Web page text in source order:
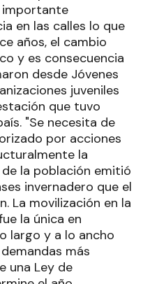
importante
en las calles lo que
años, el cambio
y es consecuencia
desde Jóvenes
juveniles
que tuvo
"Se necesita de
por acciones
la
de la población emitió
invernadero que el
La movilización en la
la única en
largo y a lo ancho
más
una Ley de